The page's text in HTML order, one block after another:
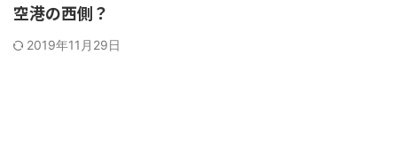
空港の西側？
2019年11月29日